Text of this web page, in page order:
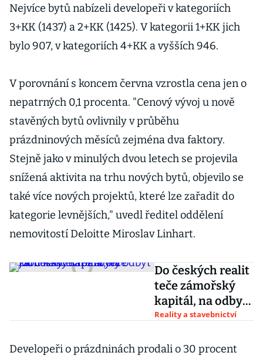
Nejvíce bytů nabízeli developeři v kategoriích
3+KK (1437) a 2+KK (1425). V kategorii 1+KK jich
bylo 907, v kategoriích 4+KK a vyšších 946.
V porovnání s koncem června vzrostla cena jen o
nepatrných 0,1 procenta. "Cenový vývoj u nově
stavěných bytů ovlivnily v průběhu
prázdninových měsíců zejména dva faktory.
Stejně jako v minulých dvou letech se projevila
snížená aktivita na trhu nových bytů, objevilo se
také více nových projektů, které lze zařadit do
kategorie levnějších," uvedl ředitel oddělení
nemovitostí Deloitte Miroslav Linhart.
Do českých realit
teče zámořský
kapitál, na odbyt
jdou kanceláře i
Reality a stavebnictví
Developeři o prázdninách prodali o 30 procent